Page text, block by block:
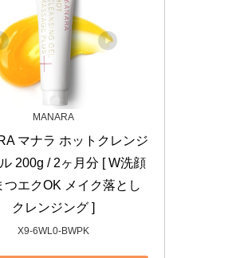
MANARA
マナラ ホットクレンジ
200g / 2ヶ月分 [ W洗顔
つエクOK メイク落とし
クレンジング ]
X9-6WL0-BWPK